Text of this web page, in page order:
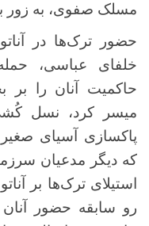
مسلک صفوی، به زور
حضور ترک‌ها در
خلفای عباسی،
حاکمیت آنان را
میسر کرد، نسل کُشی
پاکسازی آسیای صغیر
که دیگر مدعیان
استیلای ترک‌ها بر
رو سابقه حضور آنان